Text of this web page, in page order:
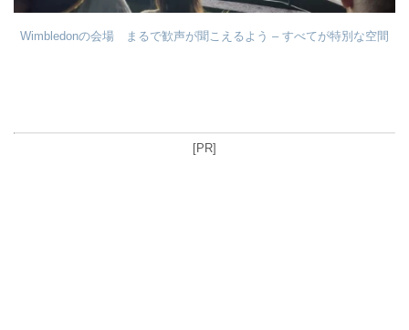
Wimbledonの会場 まるで歓声が聞こえるよう – すべてが特別な空間
[PR]